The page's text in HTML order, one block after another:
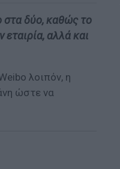
στα δύο, καθώς το
αλλά και
λοιπόν, η
ώστε να